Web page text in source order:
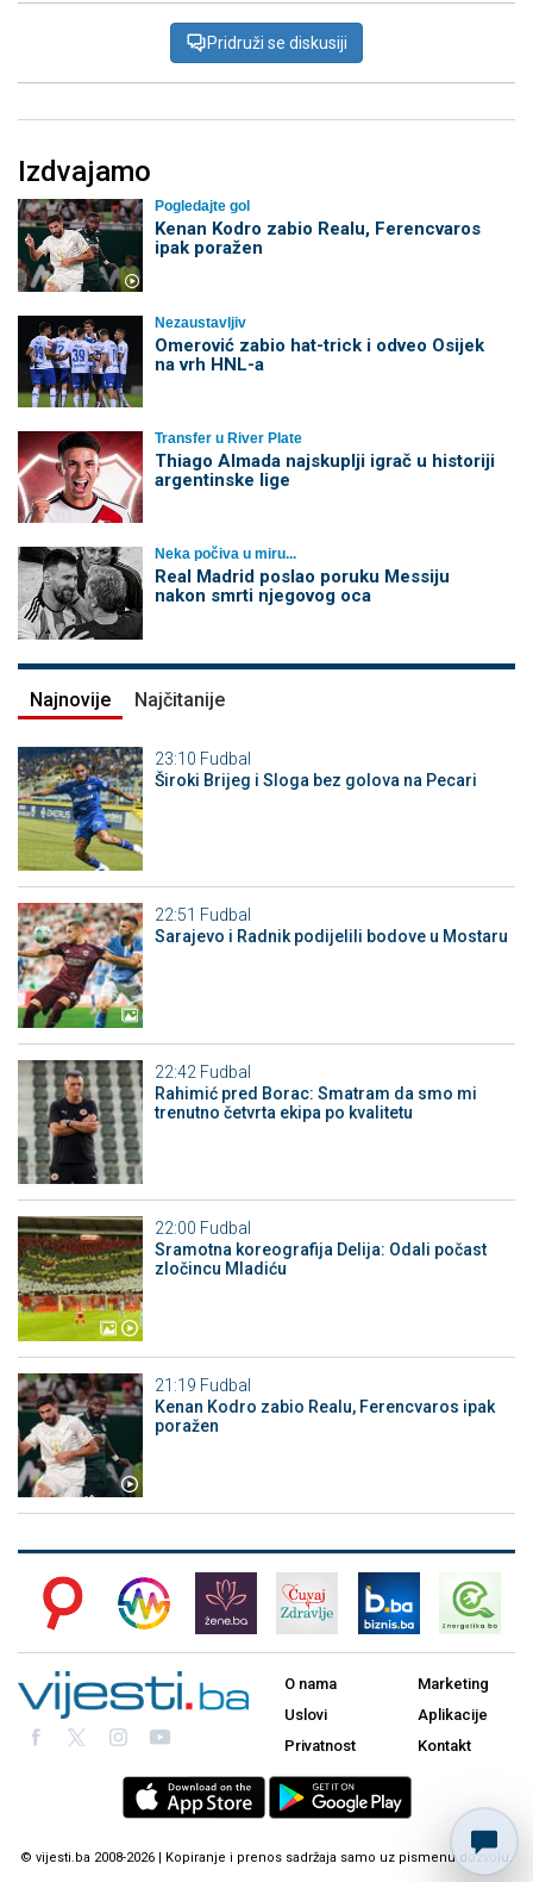
Pridruži se diskusiji
Izdvajamo
Pogledajte gol
Kenan Kodro zabio Realu, Ferencvaros
ipak poražen
Nezaustavljiv
Omerović zabio hat-trick i odveo Osijek
na vrh HNL-a
Transfer u River Plate
Thiago Almada najskuplji igrač u historiji
argentinske lige
Neka počiva u miru...
Real Madrid poslao poruku Messiju
nakon smrti njegovog oca
Najnovije Najčitanije
23:10 Fudbal
Široki Brijeg i Sloga bez golova na Pecari
22:51 Fudbal
Sarajevo i Radnik podijelili bodove u Mostaru
22:42 Fudbal
Rahimić pred Borac: Smatram da smo mi
trenutno četvrta ekipa po kvalitetu
22:00 Fudbal
Sramotna koreografija Delija: Odali počast
zločincu Mladiću
21:19 Fudbal
Kenan Kodro zabio Realu, Ferencvaros ipak
poražen
O nama
Uslovi
Privatnost
Marketing
Aplikacije
Kontakt
© vijesti.ba 2008-2026 | Kopiranje i prenos sadržaja samo uz pismenu dozvolu.